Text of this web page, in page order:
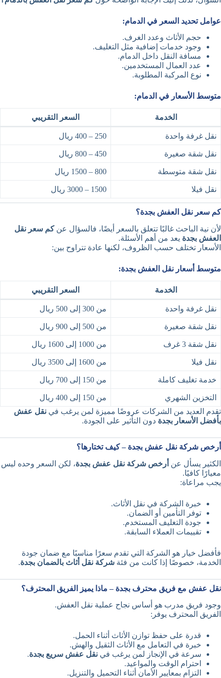
عوامل تحديد السعر في الدمام:
حجم الأثاث وعدد الغرف.
وجود خدمات إضافية مثل التغليف.
مسافة النقل داخل الدمام.
عدد العمال المستخدمين.
نوع المركبة المطلوبة.
متوسط الأسعار في الدمام:
الخدمة السعر التقريبي
نقل غرفة واحدة 250 – 400 ريال
نقل شقة صغيرة 450 – 800 ريال
نقل شقة متوسطة 800 – 1500 ريال
نقل فيلا 1500 – 3000 ريال
كم سعر نقل العفش بجدة؟
لأن نية الباحث غالبًا تتعلق بالسعر أيضًا، فالسؤال عنكم سعر نقل
العفش بجدة يعد من أهم الأسئلة.
الأسعار تختلف حسب الظروف، لكنها عادة تتراوح بين:
متوسط أسعار نقل العفش بجدة:
الخدمة السعر التقريبي
نقل غرفة واحدة من 300 إلى 500 ريال
نقل شقة صغيرة من 500 إلى 900 ريال
نقل شقة 3 غرف من 1000 إلى 1600 ريال
نقل فيلا من 1600 إلى 3500 ريال
خدمة تغليف كاملة من 150 إلى 700 ريال
التخزين الشهري
من 150 إلى 400 ريال
تقدم العديد من الشركات عروضًا مميزة لمن يرغب في نقل عفش
بأفضل الأسعار بجدة دون التأثير على الجودة.
أرخص شركة نقل عفش بجدة – كيف تختارها؟
الكثير يسأل عن أرخص شركة نقل عفش بجدة، لكن السعر وحده ليس
معيارًا كافيًا.
يجب مراعاة:
خبرة الشركة في نقل الأثاث.
توفر التأمين أو الضمان.
جودة التغليف المستخدم.
تقييمات العملاء السابقة.
فأفضل خيار هو الشركة التي تقدم سعرًا مناسبًا مع ضمان جودة
الخدمة، خصوصًا إذا كانت من فئة شركة نقل أثاث بالضمان بجدة.
نقل عفش مع فريق محترف بجدة – ماذا يميز الفريق المحترف؟
وجود فريق مدرب هو أساس نجاح عملية نقل العفش.
الفريق المحترف يوفر:
قدرة على حفظ توازن الأثاث أثناء الحمل.
خبرة في التعامل مع الأثاث الثقيل والهش.
سرعة في الإنجاز لمن يرغب في نقل عفش سريع بجدة.
احترام الوقت والمواعيد.
التزام بمعايير الأمان أثناء التحميل والتنزيل.